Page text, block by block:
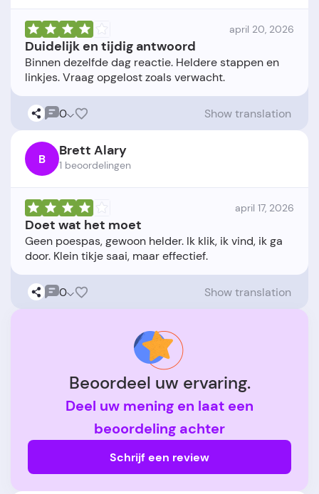
april 20, 2026
Duidelijk en tijdig antwoord
Binnen dezelfde dag reactie. Heldere stappen en
0 Show translation
B Brett Alary
1 beoordelingen
april 17, 2026
Doet wat het moet
Geen poespas, gewoon helder. Ik klik, ik vind, ik ga
0 Show translation
Beoordeel uw ervaring.
Deel uw mening en laat een
beoordeling achter
Schrijf een review